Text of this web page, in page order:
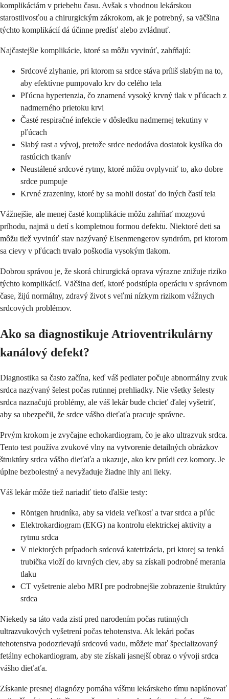
komplikáciám v priebehu času. Avšak s vhodnou lekárskou
starostlivosťou a chirurgickým zákrokom, ak je potrebný, sa väčšina
týchto komplikácií dá účinne predísť alebo zvládnuť.
Najčastejšie komplikácie, ktoré sa môžu vyvinúť, zahŕňajú:
Srdcové zlyhanie, pri ktorom sa srdce stáva príliš slabým na to,
aby efektívne pumpovalo krv do celého tela
Pľúcna hypertenzia, čo znamená vysoký krvný tlak v pľúcach z
nadmerného prietoku krvi
Časté respiračné infekcie v dôsledku nadmernej tekutiny v
pľúcach
Slabý rast a vývoj, pretože srdce nedodáva dostatok kyslíka do
rastúcich tkanív
Neustálené srdcové rytmy, ktoré môžu ovplyvniť to, ako dobre
srdce pumpuje
Krvné zrazeniny, ktoré by sa mohli dostať do iných častí tela
Vážnejšie, ale menej časté komplikácie môžu zahŕňať mozgovú
príhodu, najmä u detí s kompletnou formou defektu. Niektoré deti sa
môžu tiež vyvinúť stav nazývaný Eisenmengerov syndróm, pri ktorom
sa cievy v pľúcach trvalo poškodia vysokým tlakom.
Dobrou správou je, že skorá chirurgická oprava výrazne znižuje riziko
týchto komplikácií. Väčšina detí, ktoré podstúpia operáciu v správnom
čase, žijú normálny, zdravý život s veľmi nízkym rizikom vážnych
srdcových problémov.
Ako sa diagnostikuje Atrioventrikulárny
kanálový defekt?
Diagnostika sa často začína, keď váš pediater počuje abnormálny zvuk
srdca nazývaný šelest počas rutinnej prehliadky. Nie všetky šelesty
srdca naznačujú problémy, ale váš lekár bude chcieť ďalej vyšetriť,
aby sa ubezpečil, že srdce vášho dieťaťa pracuje správne.
Prvým krokom je zvyčajne echokardiogram, čo je ako ultrazvuk srdca.
Tento test používa zvukové vlny na vytvorenie detailných obrázkov
štruktúry srdca vášho dieťaťa a ukazuje, ako krv prúdi cez komory. Je
úplne bezbolestný a nevyžaduje žiadne ihly ani lieky.
Váš lekár môže tiež nariadiť tieto ďalšie testy:
Röntgen hrudníka, aby sa videla veľkosť a tvar srdca a pľúc
Elektrokardiogram (EKG) na kontrolu elektrickej aktivity a
rytmu srdca
V niektorých prípadoch srdcová katetrizácia, pri ktorej sa tenká
trubička vloží do krvných ciev, aby sa získali podrobné merania
tlaku
CT vyšetrenie alebo MRI pre podrobnejšie zobrazenie štruktúry
srdca
Niekedy sa táto vada zistí pred narodením počas rutinných
ultrazvukových vyšetrení počas tehotenstva. Ak lekári počas
tehotenstva podozrievajú srdcovú vadu, môžete mať špecializovaný
fetálny echokardiogram, aby ste získali jasnejší obraz o vývoji srdca
vášho dieťaťa.
Získanie presnej diagnózy pomáha vášmu lekárskeho tímu naplánovať